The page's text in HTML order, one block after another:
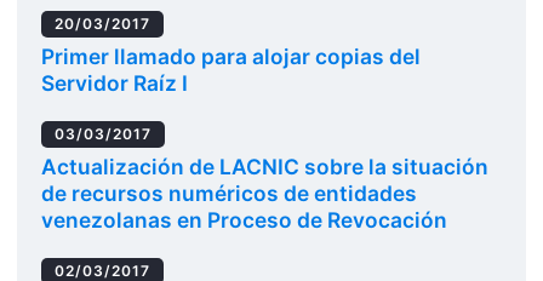
20/03/2017
Primer llamado para alojar copias del
Servidor Raíz I
03/03/2017
Actualización de LACNIC sobre la situación
de recursos numéricos de entidades
venezolanas en Proceso de Revocación
02/03/2017